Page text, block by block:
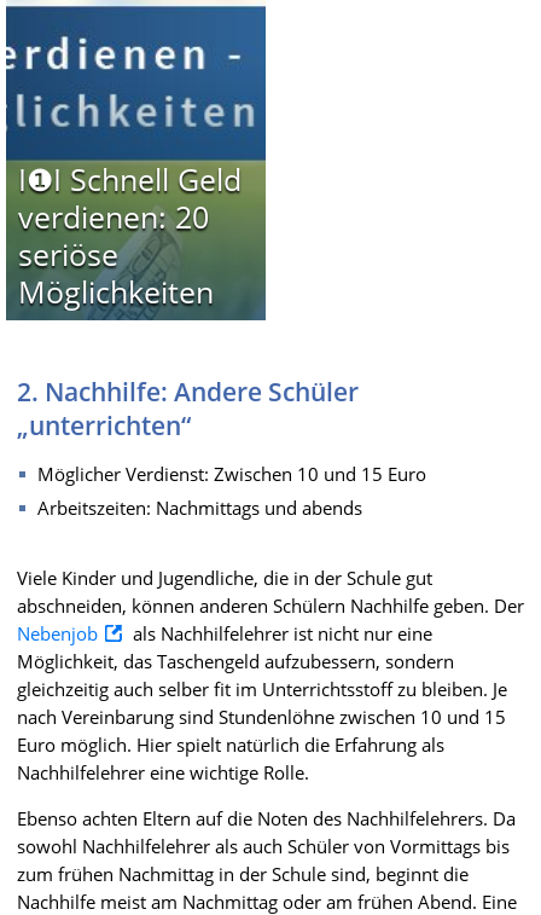
I❶I Schnell Geld
verdienen: 20
seriöse
Möglichkeiten
2. Nachhilfe: Andere Schüler
„unterrichten“
Möglicher Verdienst: Zwischen 10 und 15 Euro
Arbeitszeiten: Nachmittags und abends
Viele Kinder und Jugendliche, die in der Schule gut
abschneiden, können anderen Schülern Nachhilfe geben. Der
Nebenjob
als Nachhilfelehrer ist nicht nur eine
Möglichkeit, das Taschengeld aufzubessern, sondern
gleichzeitig auch selber fit im Unterrichtsstoff zu bleiben. Je
nach Vereinbarung sind Stundenlöhne zwischen 10 und 15
Euro möglich. Hier spielt natürlich die Erfahrung als
Nachhilfelehrer eine wichtige Rolle.
Ebenso achten Eltern auf die Noten des Nachhilfelehrers. Da
sowohl Nachhilfelehrer als auch Schüler von Vormittags bis
zum frühen Nachmittag in der Schule sind, beginnt die
Nachhilfe meist am Nachmittag oder am frühen Abend. Eine